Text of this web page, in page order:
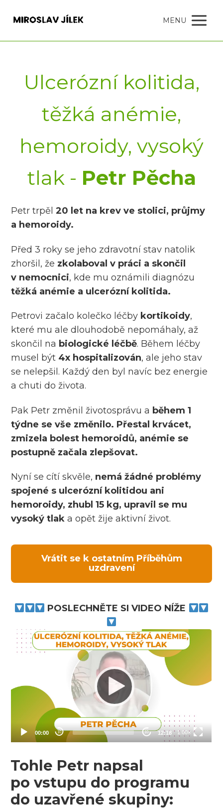
MENU
Ulcerózní kolitida,
těžká anémie,
hemoroidy, vysoký
tlak - Petr Pěcha
Petr trpěl20 let na krev ve stolici, průjmy
a hemoroidy.
Před 3 roky se jeho zdravotní stav natolik
zhoršil, že zkolaboval v práci a skončil
v nemocnici, kde mu oznámili diagnózu
těžká anémie a ulcerózní kolitida.
Petrovi začalo kolečko léčby kortikoidy,
které mu ale dlouhodobě nepomáhaly, až
skončil na biologické léčbě. Během léčby
musel být 4x hospitalizován, ale jeho stav
se nelepšil. Každý den byl navíc bez energie
a chuti do života.
Pak Petr změnil životosprávu a během 1
týdne se vše změnilo. Přestal krvácet,
zmizela bolest hemoroidů, anémie se
postupně začala zlepšovat.
Nyní se cítí skvěle, nemá žádné problémy
spojené s ulcerózní kolitidou ani
hemoroidy, zhubl 15 kg, upravil se mu
vysoký tlak a opět žije aktivní život.
Vrátit se k ostatním Příběhům
uzdravení
POSLECHNĚTE SI VIDEO NÍŽE
Tohle Petr napsal
po vstupu do programu
do uzavřené skupiny: